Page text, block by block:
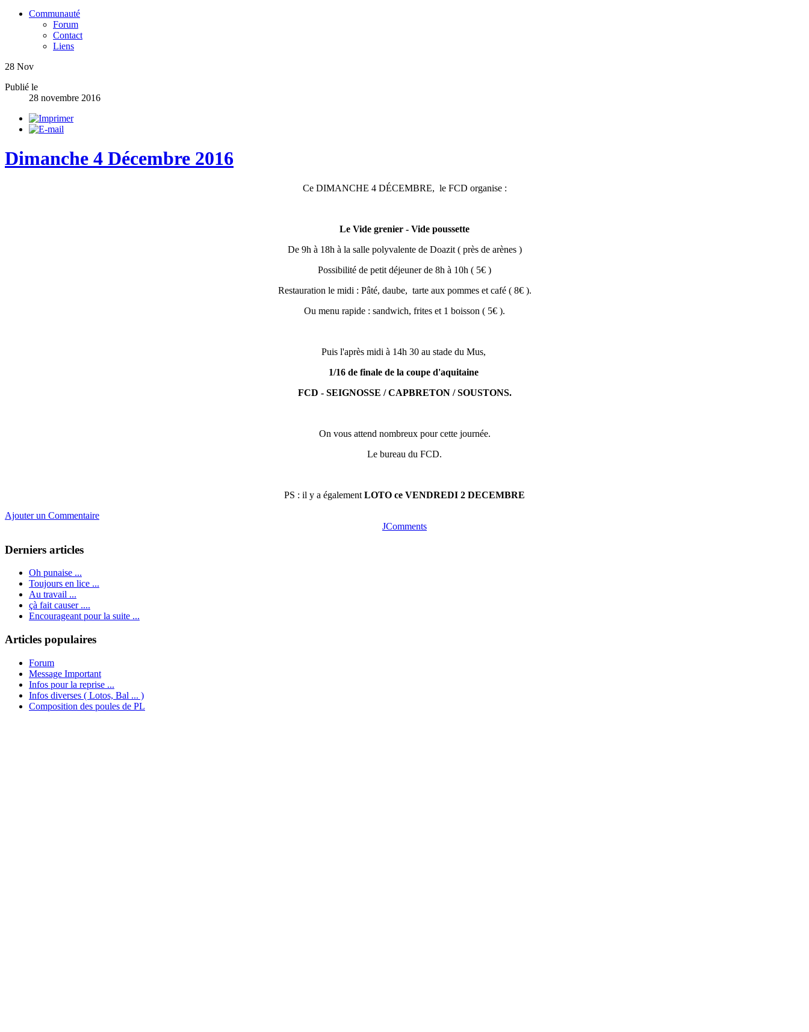
Communauté
Forum
Contact
Liens
28 Nov
Publié le
28 novembre 2016
Dimanche 4 Décembre 2016
Ce DIMANCHE 4 DÉCEMBRE, le FCD organise :
Le Vide grenier - Vide poussette
De 9h à 18h à la salle polyvalente de Doazit ( près de arènes )
Possibilité de petit déjeuner de 8h à 10h ( 5€ )
Restauration le midi : Pâté, daube, tarte aux pommes et café ( 8€ ).
Ou menu rapide : sandwich, frites et 1 boisson ( 5€ ).
Puis l'après midi à 14h 30 au stade du Mus,
1/16 de finale de la coupe d'aquitaine
FCD - SEIGNOSSE / CAPBRETON / SOUSTONS.
On vous attend nombreux pour cette journée.
Le bureau du FCD.
PS : il y a également LOTO ce VENDREDI 2 DECEMBRE
Ajouter un Commentaire
JComments
Derniers articles
Oh punaise ...
Toujours en lice ...
Au travail ...
çà fait causer ....
Encourageant pour la suite ...
Articles populaires
Forum
Message Important
Infos pour la reprise ...
Infos diverses ( Lotos, Bal ... )
Composition des poules de PL